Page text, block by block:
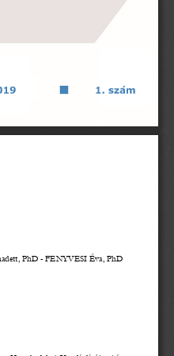
1 9 1 szám
PhD - FENYVESI Éva, PhD